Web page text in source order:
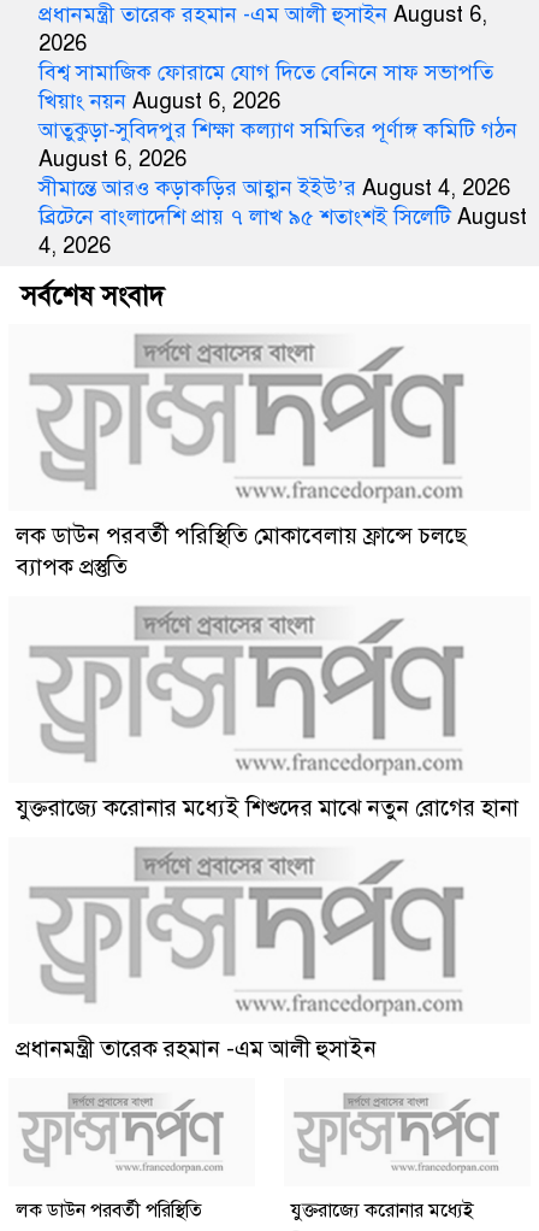
প্রধানমন্ত্রী তারেক রহমান -এম আলী হুসাইন August 6,
2026
বিশ্ব সামাজিক ফোরামে যোগ দিতে বেনিনে সাফ সভাপতি
খিয়াং নয়ন August 6, 2026
আতুকুড়া-সুবিদপুর শিক্ষা কল্যাণ সমিতির পূর্ণাঙ্গ কমিটি গঠন
August 6, 2026
সীমান্তে আরও কড়াকড়ির আহ্বান ইইউ’র August 4, 2026
ব্রিটেনে বাংলাদেশি প্রায় ৭ লাখ ৯৫ শতাংশই সিলেটি August
4, 2026
সর্বশেষ সংবাদ
লক ডাউন পরবর্তী পরিস্থিতি মোকাবেলায় ফ্রান্সে চলছে
ব্যাপক প্রস্তুতি
যুক্তরাজ্যে করোনার মধ্যেই শিশুদের মাঝে নতুন রোগের হানা
প্রধানমন্ত্রী তারেক রহমান -এম আলী হুসাইন
লক ডাউন পরবর্তী পরিস্থিতি
যুক্তরাজ্যে করোনার মধ্যেই